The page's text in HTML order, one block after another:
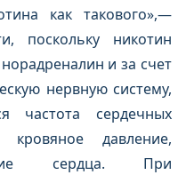
как такового»,—
поскольку никотин
и за счет
нервную систему,
частота сердечных
кровяное давление,
сердца. При